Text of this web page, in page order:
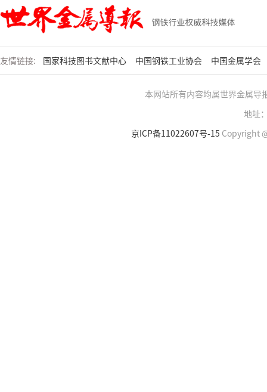
友情链接: 国家科技图书文献中心 中国钢铁工业协会 中国金属学会
本网站所有内容均属世界金属导
地址
京ICP备11022607号-15 Copyright